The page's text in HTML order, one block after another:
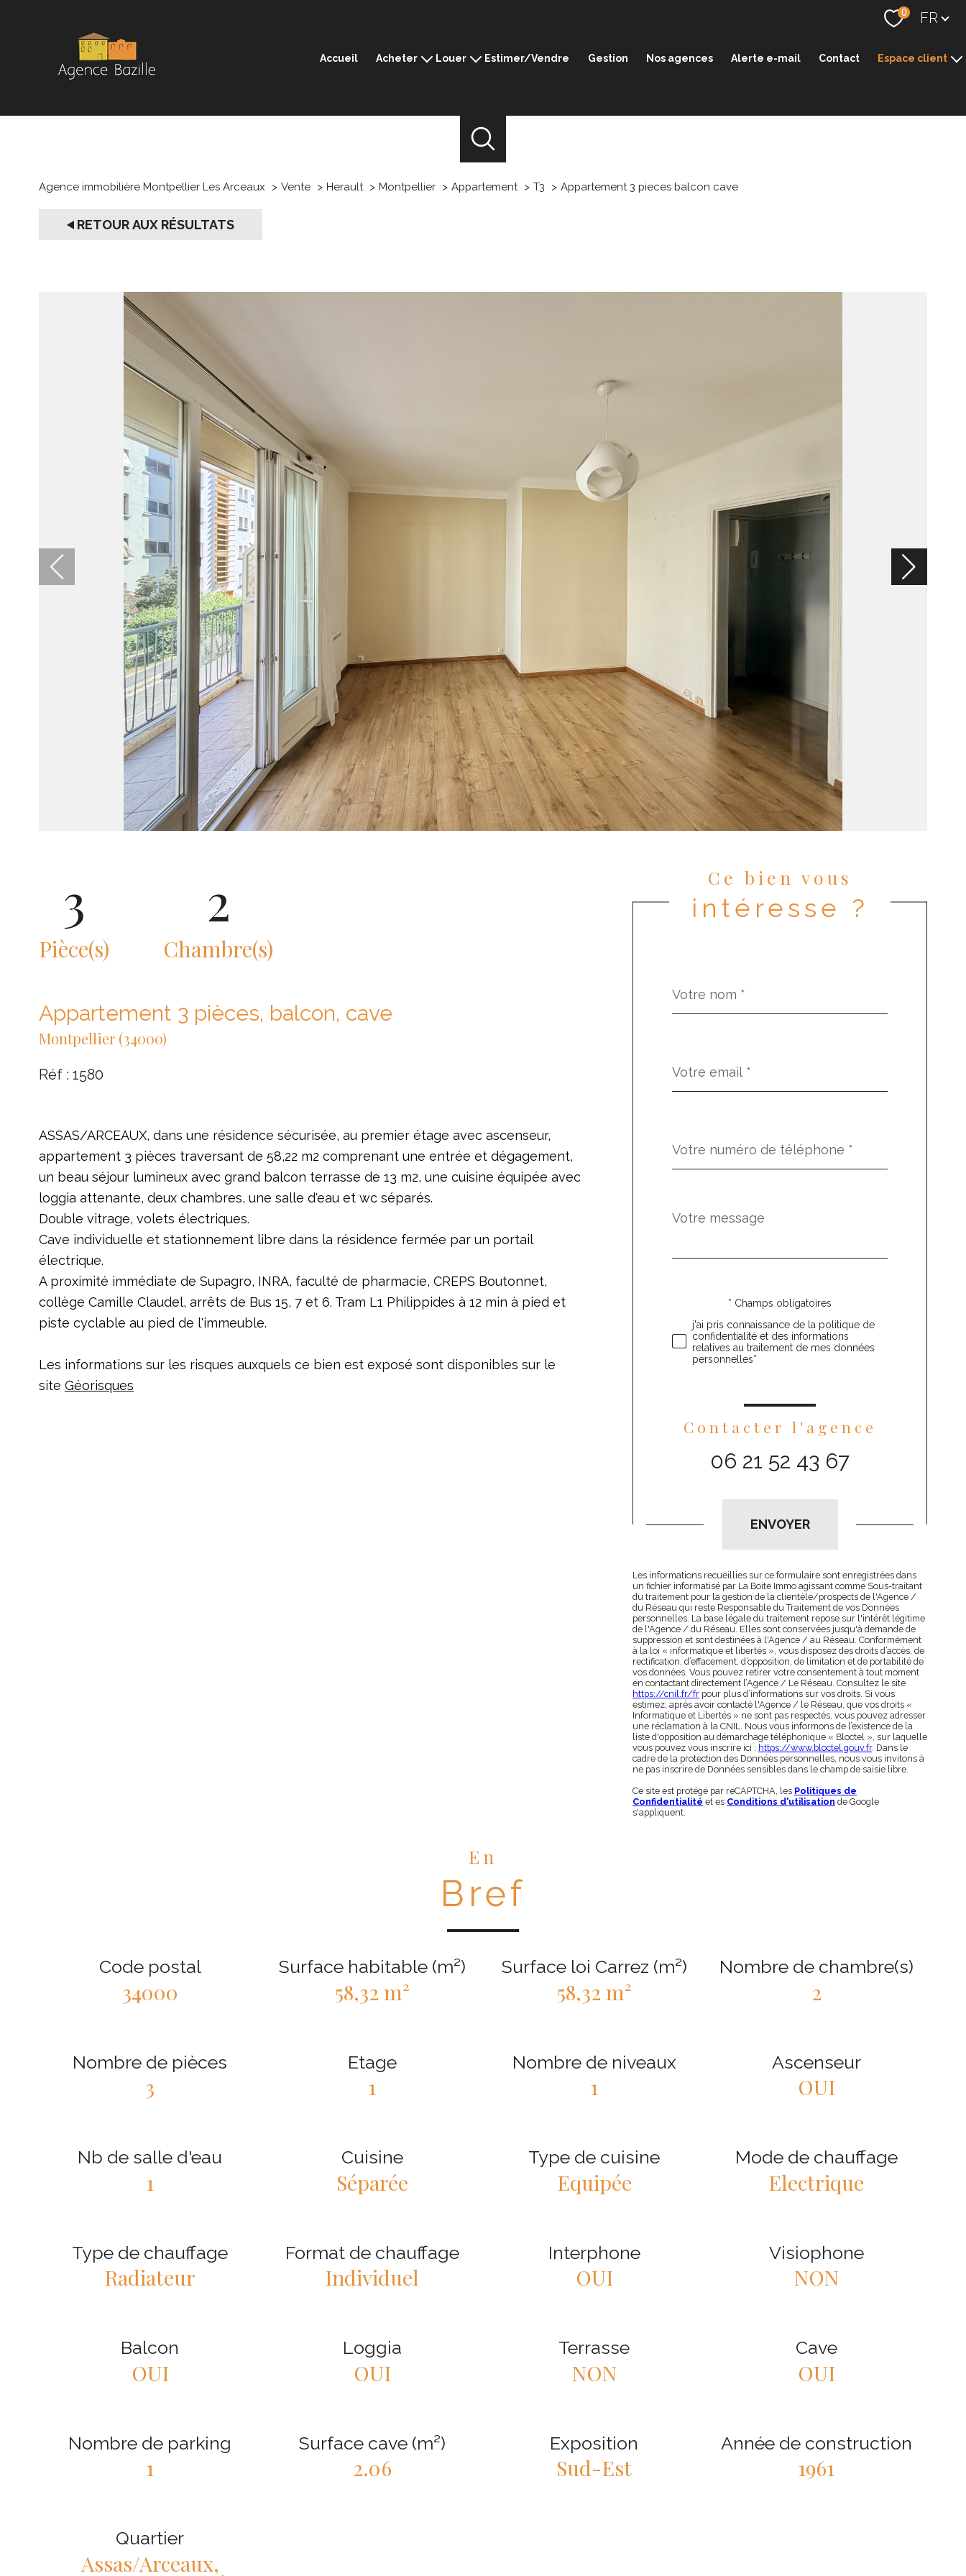
0 Langue
FR
Accueil Acheter Louer
Sommières
Estimer/Vendre Gestion Nos agences Alerte e-mail Contact Espace client
Agence immobilière Montpellier Les Arceaux Vente Herault Montpellier Appartement T3 Appartement 3 pieces balcon cave
RETOUR AUX RÉSULTATS
3
Pièce(s)
2
Chambre(s)
Appartement 3 pièces, balcon, cave
Montpellier (34000)
Réf : 1580
ASSAS/ARCEAUX, dans une résidence sécurisée, au premier étage avec ascenseur,
appartement 3 pièces traversant de 58,22 m2 comprenant une entrée et dégagement,
un beau séjour lumineux avec grand balcon terrasse de 13 m2, une cuisine équipée avec
loggia attenante, deux chambres, une salle d'eau et wc séparés.
Double vitrage, volets électriques.
Cave individuelle et stationnement libre dans la résidence fermée par un portail
électrique.
A proximité immédiate de Supagro, INRA, faculté de pharmacie, CREPS Boutonnet,
collège Camille Claudel, arrêts de Bus 15, 7 et 6. Tram L1 Philippides à 12 min à pied et
piste cyclable au pied de l'immeuble.
Les informations sur les risques auxquels ce bien est exposé sont disponibles sur le
site Géorisques
Ce bien vous
intéresse ?
par
*
*
*
Fieldset
défaut
Message
*
Validation* Champs obligatoires
j'ai pris connaissance de la politique de
confidentialité et des informations
relatives au traitement de mes données
personnelles*
Contacter l'agence
06 21 52 43 67
ENVOYER
Les informations recueillies sur ce formulaire sont enregistrées dans
un fichier informatisé par La Boite Immo agissant comme Sous-traitant
du traitement pour la gestion de la clientèle/prospects de l'Agence /
du Réseau qui reste Responsable du Traitement de vos Données
personnelles. La base légale du traitement repose sur l'intérêt légitime
de l'Agence / du Réseau. Elles sont conservées jusqu'à demande de
suppression et sont destinées à l'Agence / au Réseau. Conformément
à la loi « informatique et libertés », vous disposez des droits d’accès, de
rectification, d’effacement, d’opposition, de limitation et de portabilité de
vos données. Vous pouvez retirer votre consentement à tout moment
en contactant directement l’Agence / Le Réseau. Consultez le site
https://cnil.fr/fr pour plus d’informations sur vos droits. Si vous
estimez, après avoir contacté l'Agence / le Réseau, que vos droits «
Informatique et Libertés » ne sont pas respectés, vous pouvez adresser
une réclamation à la CNIL. Nous vous informons de l’existence de la
liste d'opposition au démarchage téléphonique « Bloctel », sur laquelle
vous pouvez vous inscrire ici : https://www.bloctel.gouv.fr. Dans le
cadre de la protection des Données personnelles, nous vous invitons à
ne pas inscrire de Données sensibles dans le champ de saisie libre.
Ce site est protégé par reCAPTCHA, les Politiques de
Confidentialité et es Conditions d'utilisation de Google
s'appliquent.
En
Bref
Code postal
34000
Surface habitable (m²)
58,32 m²
Surface loi Carrez (m²)
58,32 m²
Nombre de chambre(s)
2
Nombre de pièces
3
Etage
1
Nombre de niveaux
1
Ascenseur
OUI
Nb de salle d'eau
1
Cuisine
Séparée
Type de cuisine
Equipée
Mode de chauffage
Electrique
Type de chauffage
Radiateur
Format de chauffage
Individuel
Interphone
OUI
Visiophone
NON
Balcon
OUI
Loggia
OUI
Terrasse
NON
Cave
OUI
Nombre de parking
1
Surface cave (m²)
2.06
Exposition
Sud-Est
Année de construction
1961
Quartier
Assas/Arceaux,